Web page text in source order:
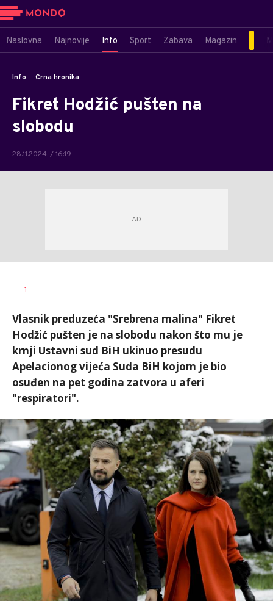
Naslovna Najnovije Info Sport Zabava Magazin
Info Crna hronika
Fikret Hodžić pušten na
slobodu
28.11.2024. / 16:19
AUTOR
1
Vlasnik preduzeća "Srebrena malina" Fikret
Hodžić pušten je na slobodu nakon što mu je
krnji Ustavni sud BiH ukinuo presudu
Apelacionog vijeća Suda BiH kojom je bio
osuđen na pet godina zatvora u aferi
"respiratori".